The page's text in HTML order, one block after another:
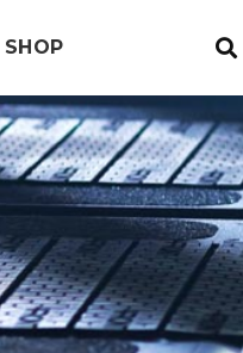
SHOP